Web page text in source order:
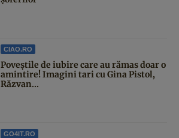
CIAO.RO
Poveştile de iubire care au rămas doar o
amintire! Imagini tari cu Gina Pistol,
Răzvan...
GO4IT.RO